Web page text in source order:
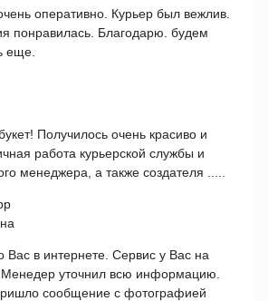
оперативно. Курьер был вежлив.
понравилась. Благодарю. будем
еще.
Получилось очень красиво и
работа курьерской службы и
менеджера, а также создателя .....
Вас в интернете. Сервис у Вас на
Менедер уточнил всю информацию.
сообщение с фотографией